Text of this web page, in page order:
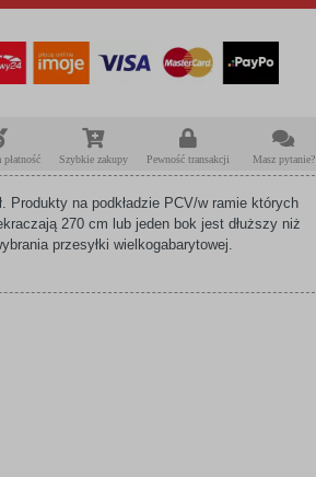
płatność Szybkie zakupy Pewność transakcji Masz pytanie?
Produkty na podkładzie PCV/w ramie których
270 cm lub jeden bok jest dłuższy niż
przesyłki wielkogabarytowej.